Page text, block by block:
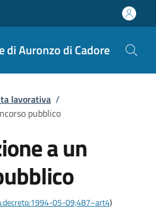
di Auronzo di Cadore
lavorativa /
pubblico
a un
05-09;487~art4)